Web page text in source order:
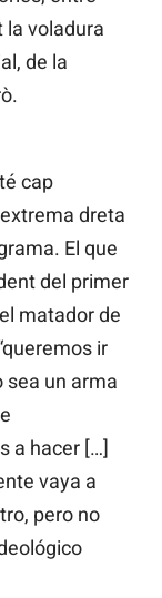
la voladura
de la
cap
dreta
El que
del primer
matador de
ir
sea un arma
a hacer […]
vaya a
pero no